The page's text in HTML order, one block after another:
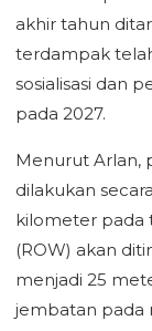
akhir tahun
terdampak
sosialisasi dan
pada 2027.
Menurut Arlan,
dilakukan
kilometer pada
(ROW) akan
menjadi 25
jembatan pada